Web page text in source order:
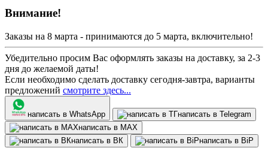
Внимание!
Заказы на 8 марта - принимаются до 5 марта, включительно!
Убедительно просим Вас оформлять заказы на доставку, за 2-3
дня до желаемой даты!
Если необходимо сделать доставку сегодня-завтра, варианты
предложений смотрите здесь...
написать в WhatsApp
написать в Telegram
написать в МАХ
написать в ВК
написать в BiP